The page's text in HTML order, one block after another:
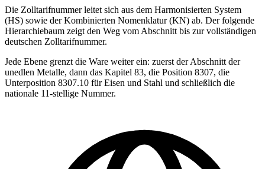
Die Zolltarifnummer leitet sich aus dem Harmonisierten System
(HS) sowie der Kombinierten Nomenklatur (KN) ab. Der folgende
Hierarchiebaum zeigt den Weg vom Abschnitt bis zur vollständigen
deutschen Zolltarifnummer.
Jede Ebene grenzt die Ware weiter ein: zuerst der Abschnitt der
unedlen Metalle, dann das Kapitel 83, die Position 8307, die
Unterposition 8307.10 für Eisen und Stahl und schließlich die
nationale 11-stellige Nummer.